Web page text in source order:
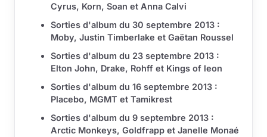
Cyrus, Korn, Soan et Anna Calvi
Sorties d'album du 30 septembre 2013 :
Moby, Justin Timberlake et Gaëtan Roussel
Sorties d'album du 23 septembre 2013 :
Elton John, Drake, Rohff et Kings of leon
Sorties d'album du 16 septembre 2013 :
Placebo, MGMT et Tamikrest
Sorties d'album du 9 septembre 2013 :
Arctic Monkeys, Goldfrapp et Janelle Monaé